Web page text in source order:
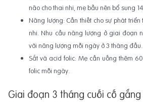
não cho thai nhi, mẹ bầu nên bổ sung
Năng lượng: Cần thiết cho sự phát
nhi. Nhu cầu năng lượng ở giai đoạn
với năng lượng mỗi ngày ở 3 tháng đầu.
Sắt và acid folic: Mẹ cần uống thêm
folic mỗi ngày.
Giai đoạn 3 tháng cuối cố